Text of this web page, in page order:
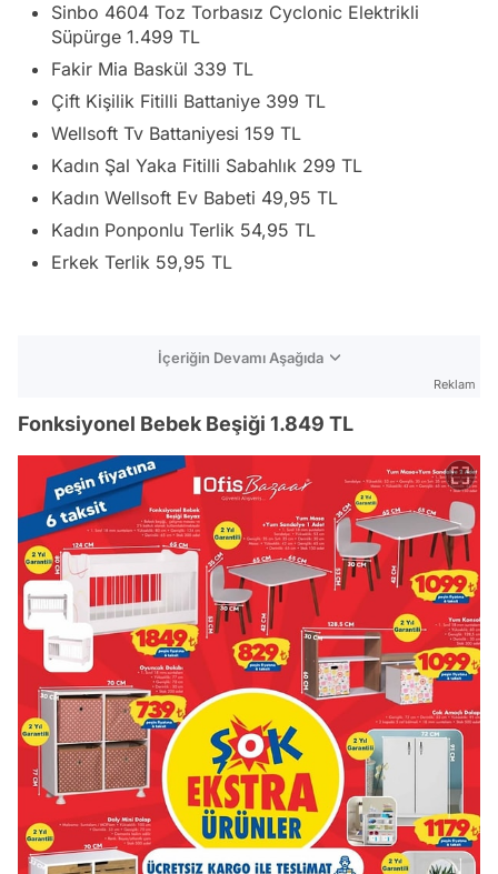
Sinbo 4604 Toz Torbasız Cyclonic Elektrikli
Süpürge 1.499 TL
Fakir Mia Baskül 339 TL
Çift Kişilik Fitilli Battaniye 399 TL
Wellsoft Tv Battaniyesi 159 TL
Kadın Şal Yaka Fitilli Sabahlık 299 TL
Kadın Wellsoft Ev Babeti 49,95 TL
Kadın Ponponlu Terlik 54,95 TL
Erkek Terlik 59,95 TL
İçeriğin Devamı Aşağıda
Reklam
Fonksiyonel Bebek Beşiği 1.849 TL